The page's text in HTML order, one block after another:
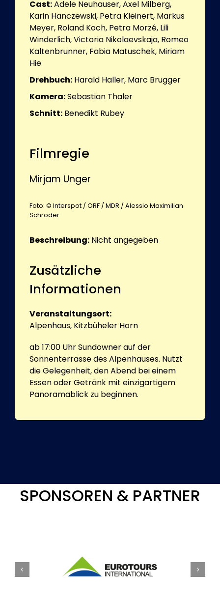
Cast:Adele Neuhauser, Axel Milberg,
Karin Hanczewski, Petra Kleinert, Markus
Meyer, Roland Koch, Petra Morzé, Lili
Winderlich, Victoria Nikolaevskaja, Romeo
Kaltenbrunner, Fabia Matuschek, Miriam
Hie
Drehbuch: Harald Haller, Marc Brugger
Kamera:Sebastian Thaler
Schnitt: Benedikt Rubey
Filmregie
Mirjam Unger
Foto: © Interspot / ORF / MDR / Alessio Maximilian
Schroder
Beschreibung: Nicht angegeben
Zusätzliche
Informationen
Veranstaltungsort:
Alpenhaus, Kitzbüheler Horn
ab 17:00 Uhr Sundowner auf der
Sonnenterrasse des Alpenhauses. Nutzt
die Gelegenheit, den Abend bei einem
Essen oder Getränk mit einzigartigem
Panoramablick zu beginnen.
SPONSOREN & PARTNER